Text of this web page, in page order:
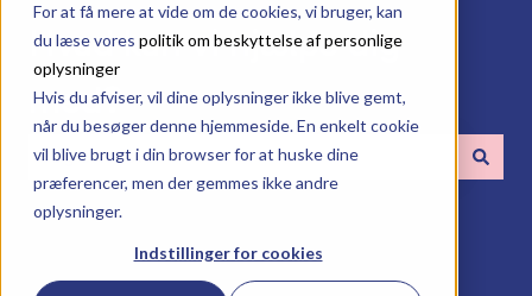
For at få mere at vide om de cookies, vi bruger, kan
du læse vores politik om beskyttelse af personlige
oplysninger
Hvis du afviser, vil dine oplysninger ikke blive gemt,
når du besøger denne hjemmeside. En enkelt cookie
vil blive brugt i din browser for at huske dine
præferencer, men der gemmes ikke andre
oplysninger.
Indstillinger for cookies
Hvad kan vi hjælpe dig
med?
Der er ingen forslag, da søgefeltet er tomt.